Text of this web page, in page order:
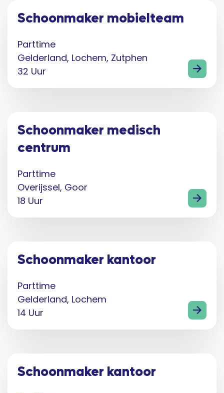
Schoonmaker mobielteam
Parttime
Gelderland, Lochem, Zutphen
32 Uur
Schoonmaker medisch
centrum
Parttime
Overijssel, Goor
18 Uur
Schoonmaker kantoor
Parttime
Gelderland, Lochem
14 Uur
Schoonmaker kantoor